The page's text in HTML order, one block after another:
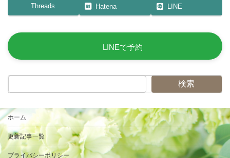
Threads Hatena LINE
LINEで予約
検索
ホーム
更新記事一覧
プライバシーポリシー